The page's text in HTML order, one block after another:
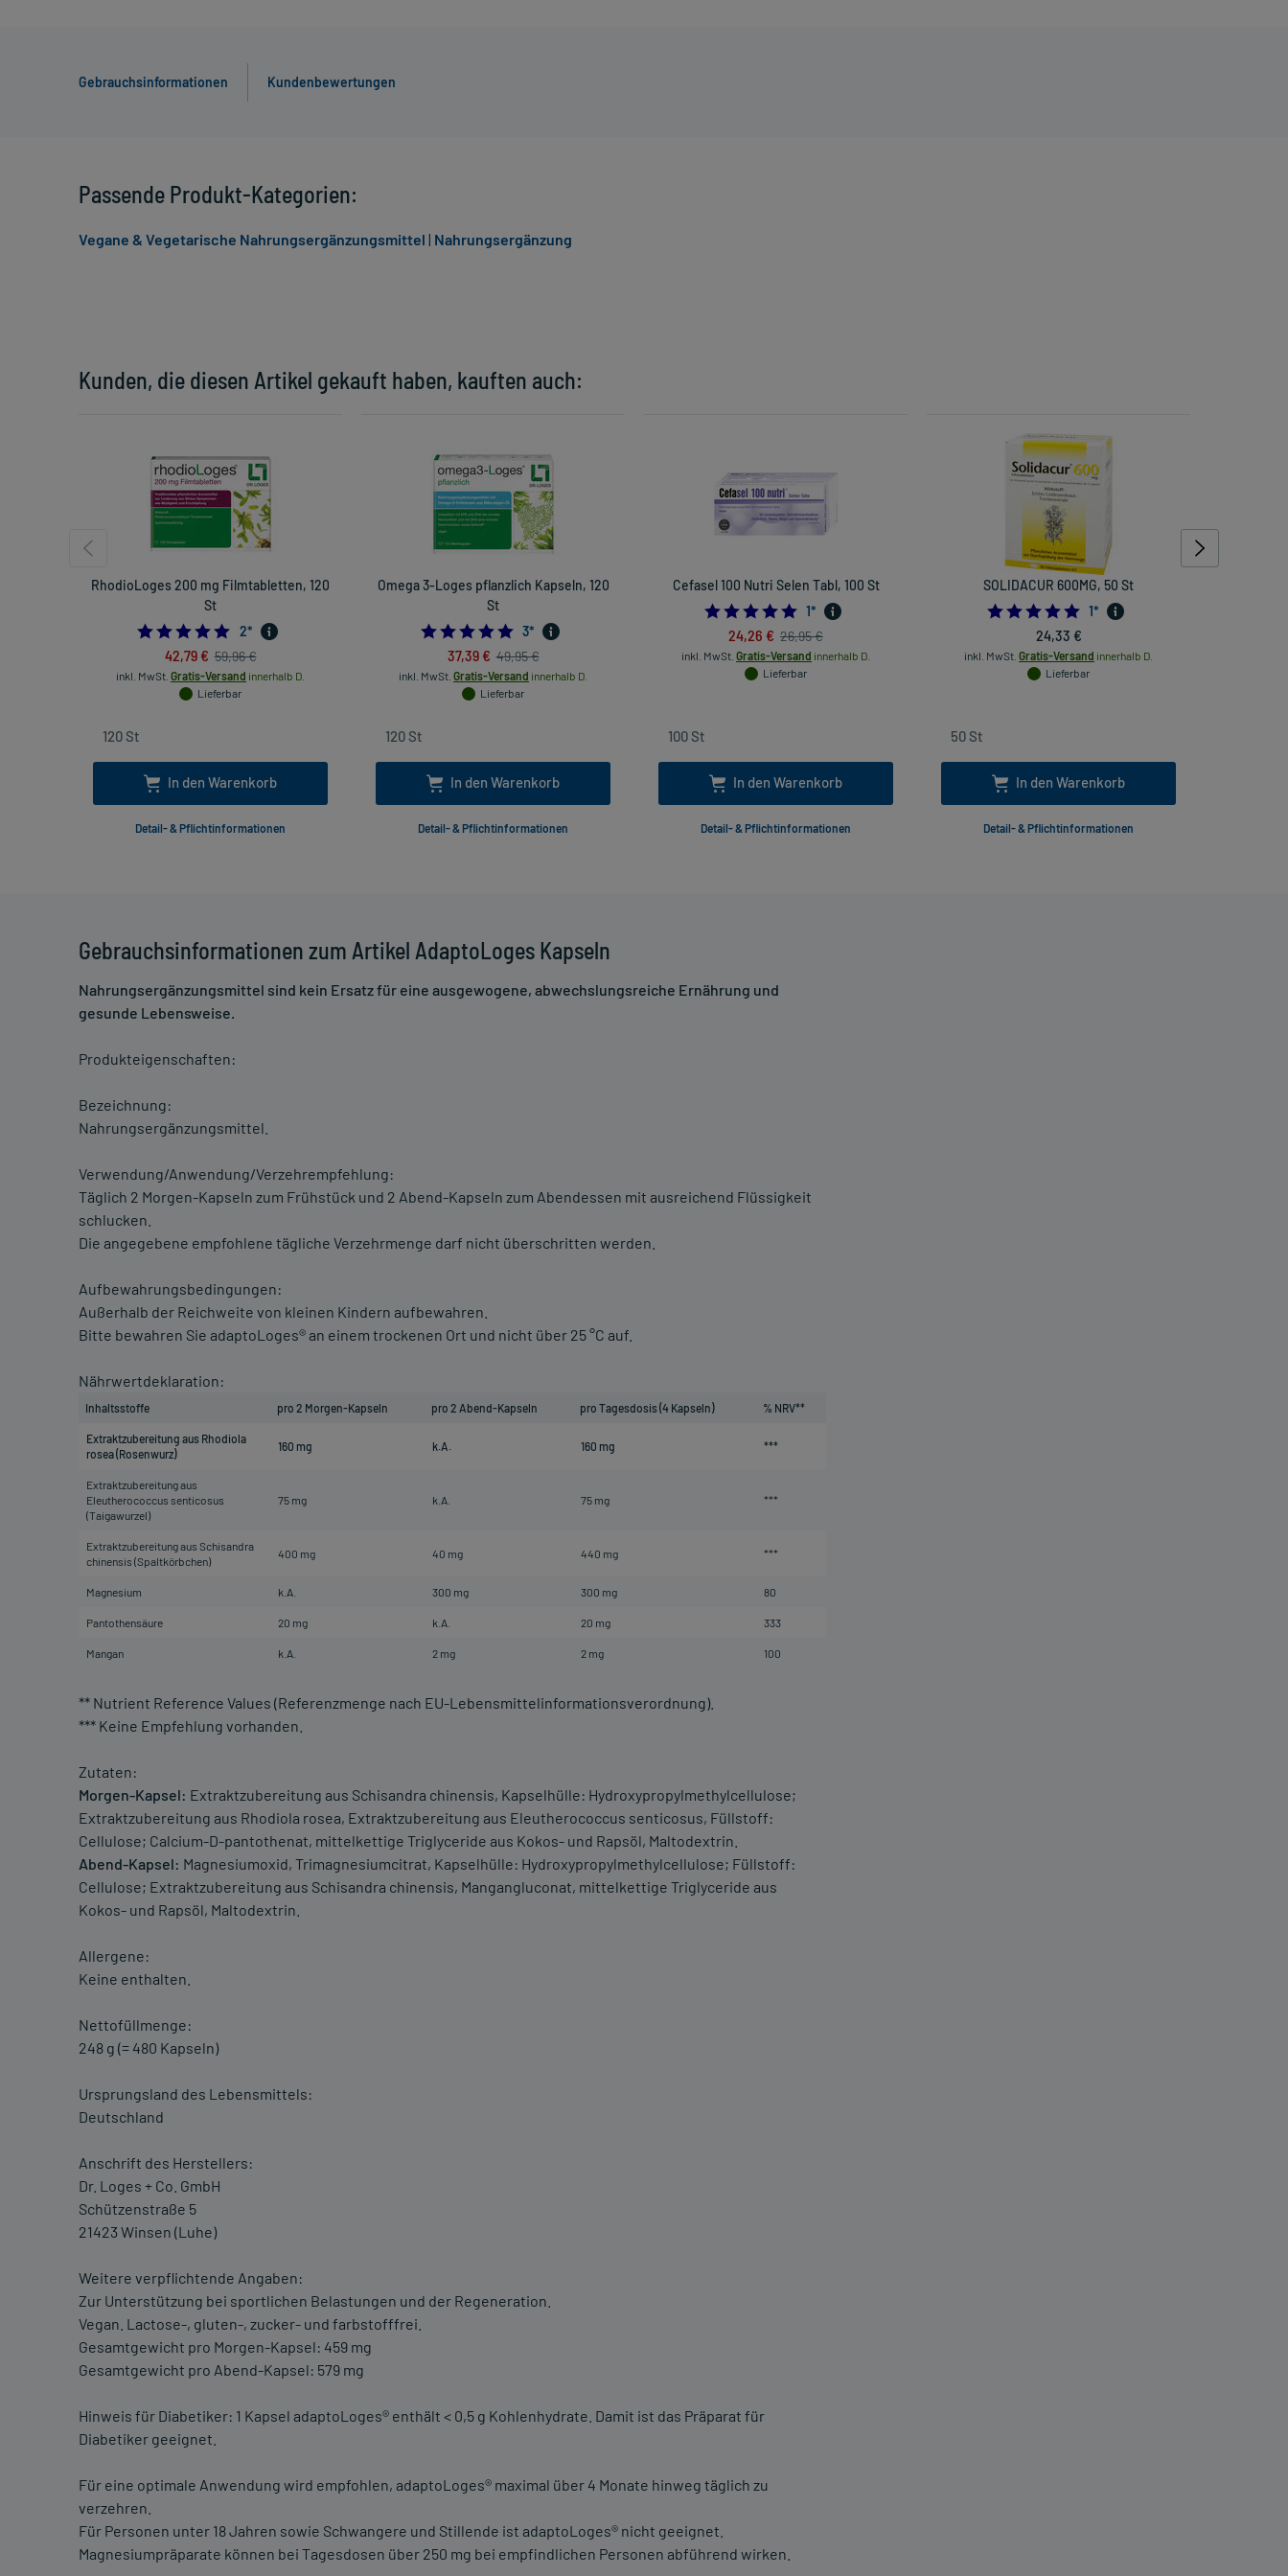
Gebrauchsinformationen Kundenbewertungen
Gebrauchsinformationen zum Artikel AdaptoLoges Kapseln
Nahrungsergänzungsmittel sind kein Ersatz für eine ausgewogene, abwechslungsreiche Ernährung und
gesunde Lebensweise.
Produkteigenschaften:
Bezeichnung:
Nahrungsergänzungsmittel.
Verwendung/Anwendung/Verzehrempfehlung:
Täglich 2 Morgen-Kapseln zum Frühstück und 2 Abend-Kapseln zum Abendessen mit ausreichend Flüssigkeit
schlucken.
Die angegebene empfohlene tägliche Verzehrmenge darf nicht überschritten werden.
Aufbewahrungsbedingungen:
Außerhalb der Reichweite von kleinen Kindern aufbewahren.
Bitte bewahren Sie adaptoLoges® an einem trockenen Ort und nicht über 25 °C auf.
Nährwertdeklaration:
Inhaltsstoffe pro 2 Morgen-Kapseln pro 2 Abend-Kapseln pro Tagesdosis (4 Kapseln) % NRV**
Extraktzubereitung aus Rhodiola
rosea (Rosenwurz)
160 mg k.A. 160 mg ***
Extraktzubereitung aus
Eleutherococcus senticosus
(Taigawurzel)
75 mg k.A. 75 mg ***
Extraktzubereitung aus Schisandra
chinensis (Spaltkörbchen)
400 mg 40 mg 440 mg ***
Magnesium k.A. 300 mg 300 mg 80
Pantothensäure 20 mg k.A. 20 mg 333
Mangan k.A. 2 mg 2 mg 100
** Nutrient Reference Values (Referenzmenge nach EU-Lebensmittelinformationsverordnung).
*** Keine Empfehlung vorhanden.
Zutaten:
Morgen-Kapsel: Extraktzubereitung aus Schisandra chinensis, Kapselhülle: Hydroxypropylmethylcellulose;
Extraktzubereitung aus Rhodiola rosea, Extraktzubereitung aus Eleutherococcus senticosus, Füllstoff:
Cellulose; Calcium-D-pantothenat, mittelkettige Triglyceride aus Kokos- und Rapsöl, Maltodextrin.
Abend-Kapsel: Magnesiumoxid, Trimagnesiumcitrat, Kapselhülle: Hydroxypropylmethylcellulose; Füllstoff:
Cellulose; Extraktzubereitung aus Schisandra chinensis, Mangangluconat, mittelkettige Triglyceride aus
Kokos- und Rapsöl, Maltodextrin.
Allergene:
Keine enthalten.
Nettofüllmenge:
248 g (= 480 Kapseln)
Ursprungsland des Lebensmittels:
Deutschland
Anschrift des Herstellers:
Dr. Loges + Co. GmbH
Schützenstraße 5
21423 Winsen (Luhe)
Weitere verpflichtende Angaben:
Zur Unterstützung bei sportlichen Belastungen und der Regeneration.
Vegan. Lactose-, gluten-, zucker- und farbstofffrei.
Gesamtgewicht pro Morgen-Kapsel: 459 mg
Gesamtgewicht pro Abend-Kapsel: 579 mg
Hinweis für Diabetiker: 1 Kapsel adaptoLoges® enthält < 0,5 g Kohlenhydrate. Damit ist das Präparat für
Diabetiker geeignet.
Für eine optimale Anwendung wird empfohlen, adaptoLoges® maximal über 4 Monate hinweg täglich zu
verzehren.
Für Personen unter 18 Jahren sowie Schwangere und Stillende ist adaptoLoges® nicht geeignet.
Magnesiumpräparate können bei Tagesdosen über 250 mg bei empfindlichen Personen abführend wirken.
Kunden, die diesen Artikel gekauft haben, kauften auch:
RhodioLoges 200 mg Filmtabletten, 120
St
5.0
2*
42,79 € 59,96 €
inkl. MwSt. Gratis-Versand innerhalb D.
Lieferbar
In den Warenkorb
Detail- & Pflichtinformationen
Omega 3-Loges pflanzlich Kapseln, 120
St
5.0
3*
37,39 € 49,95 €
inkl. MwSt. Gratis-Versand innerhalb D.
Lieferbar
In den Warenkorb
Detail- & Pflichtinformationen
Cefasel 100 Nutri Selen Tabl, 100 St
5.0
1*
24,26 € 26,95 €
inkl. MwSt. Gratis-Versand innerhalb D.
Lieferbar
In den Warenkorb
Detail- & Pflichtinformationen
SOLIDACUR 600MG, 50 St
5.0
1*
24,33 €
inkl. MwSt. Gratis-Versand innerhalb D.
Lieferbar
In den Warenkorb
Detail- & Pflichtinformationen
Passende Produkt-Kategorien:
Vegane & Vegetarische Nahrungsergänzungsmittel | Nahrungsergänzung